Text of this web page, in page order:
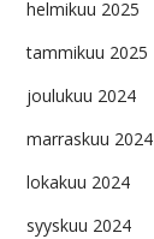
helmikuu 2025
tammikuu 2025
joulukuu 2024
marraskuu 2024
lokakuu 2024
syyskuu 2024